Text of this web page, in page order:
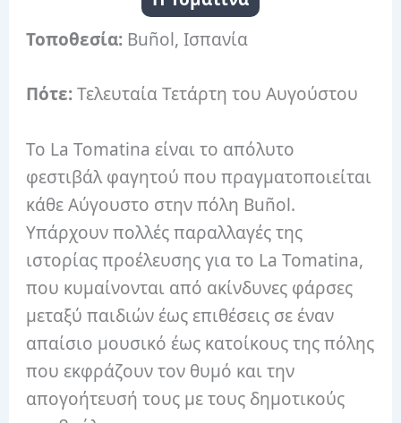
Τοποθεσία: Buñol, Ισπανία
Πότε:Τελευταία Τετάρτη του Αυγούστου
Το La Tomatina είναι το απόλυτο
φεστιβάλ φαγητού που πραγματοποιείται
κάθε Αύγουστο στην πόλη Buñol.
Υπάρχουν πολλές παραλλαγές της
ιστορίας προέλευσης για το La Tomatina,
που κυμαίνονται από ακίνδυνες φάρσες
μεταξύ παιδιών έως επιθέσεις σε έναν
απαίσιο μουσικό έως κατοίκους της πόλης
που εκφράζουν τον θυμό και την
απογοήτευσή τους με τους δημοτικούς